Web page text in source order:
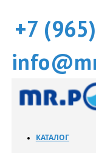
+7
КАТАЛОГ